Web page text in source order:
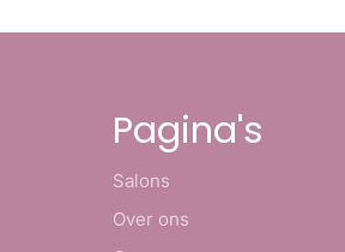
Pagina's
Salons
Over ons